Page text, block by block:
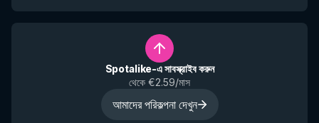
Spotalike-এ সাবস্ক্রাইব করুন
থেকে €2.59/মাস
আমাদের পরিকল্পনা দেখুন